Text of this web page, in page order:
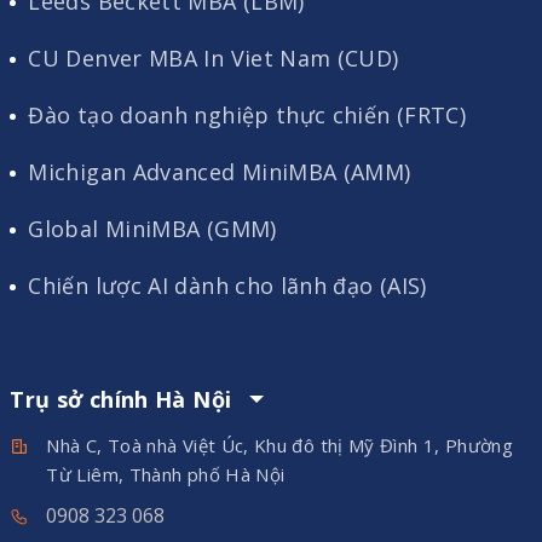
CU Denver MBA In Viet Nam (CUD)
Đào tạo doanh nghiệp thực chiến (FRTC)
Michigan Advanced MiniMBA (AMM)
Global MiniMBA (GMM)
Chiến lược AI dành cho lãnh đạo (AIS)
Trụ sở chính Hà Nội
Nhà C, Toà nhà Việt Úc, Khu đô thị Mỹ Đình 1, Phường
Từ Liêm, Thành phố Hà Nội
0908 323 068